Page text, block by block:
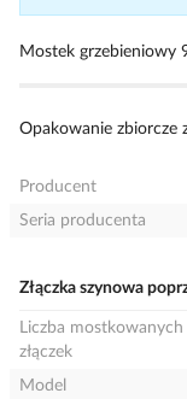
Mostek grzebieniowy
Opakowanie zbiorcze
Producent
Seria producenta
Złączka szynowa
Liczba mostkowanych
złączek
Model